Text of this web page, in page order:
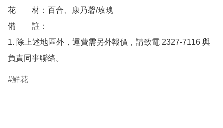
花　　材：百合、康乃馨/玫瑰
備　　註：
1. 除上述地區外，運費需另外報價，請致電 2327-7116 與
負責同事聯絡。
鮮花